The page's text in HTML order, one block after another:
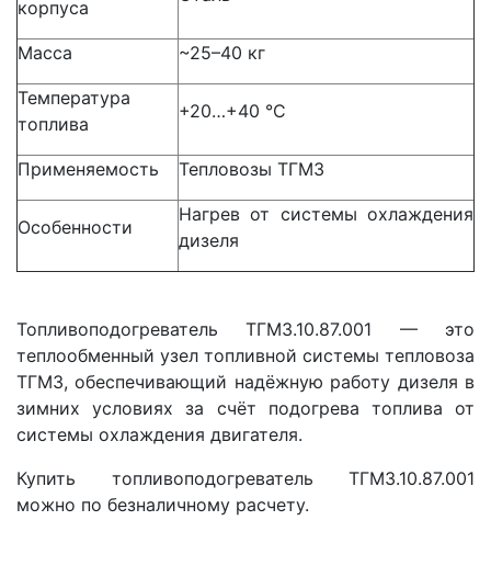
корпуса
Масса ~25–40 кг
Температура
топлива
+20…+40 °C
Применяемость Тепловозы ТГМ3
Особенности
Нагрев от системы охлаждения
дизеля
Топливоподогреватель ТГМ3.10.87.001 — это
теплообменный узел топливной системы тепловоза
ТГМ3, обеспечивающий надёжную работу дизеля в
зимних условиях за счёт подогрева топлива от
системы охлаждения двигателя.
Купить топливоподогреватель ТГМ3.10.87.001
можно по безналичному расчету.